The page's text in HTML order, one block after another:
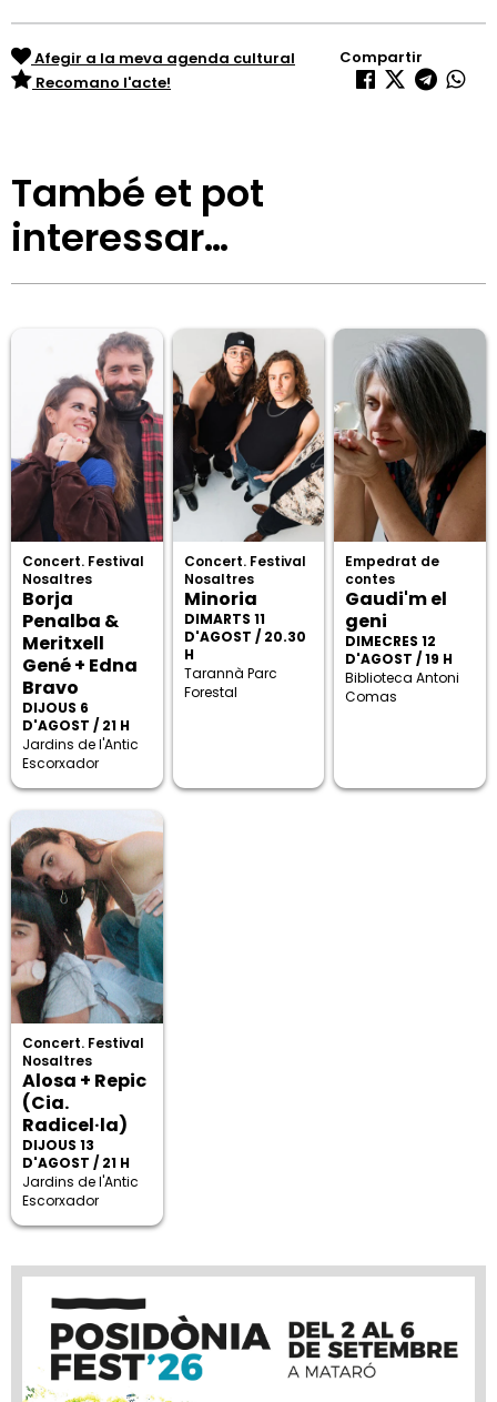
Afegir a la meva agenda cultural
Recomano l'acte!
Compartir
També et pot
interessar…
Concert. Festival
Nosaltres
Borja
Penalba &
Meritxell
Gené + Edna
Bravo
DIJOUS 6
D'AGOST / 21 H
Jardins de l'Antic
Escorxador
Concert. Festival
Nosaltres
Minoria
DIMARTS 11
D'AGOST / 20.30
H
Tarannà Parc
Forestal
Empedrat de
contes
Gaudi'm el
geni
DIMECRES 12
D'AGOST / 19 H
Biblioteca Antoni
Comas
Concert. Festival
Nosaltres
Alosa + Repic
(Cia.
Radicel·la)
DIJOUS 13
D'AGOST / 21 H
Jardins de l'Antic
Escorxador